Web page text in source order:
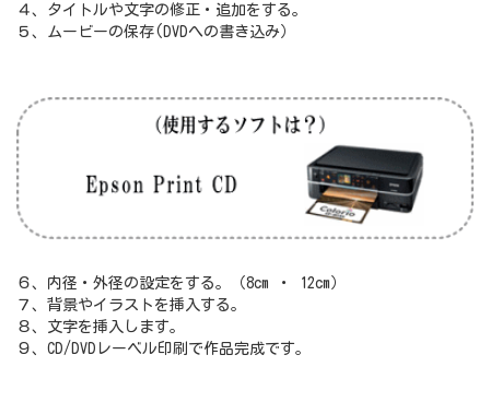
４、タイトルや文字の修正・追加をする。
５、ムービーの保存(DVDへの書き込み）
６、内径・外径の設定をする。（8cm ・ 12cm）
７、背景やイラストを挿入する。
８、文字を挿入します。
９、CD/DVDレーベル印刷で作品完成です。